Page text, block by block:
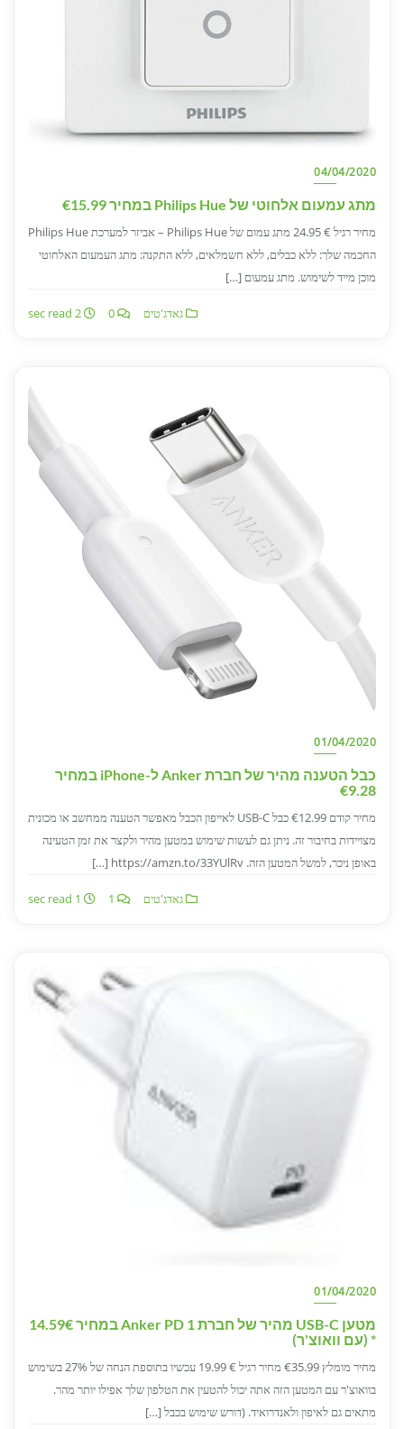
04/04/2020
מתג עמעום אלחוטי של Philips Hue במחיר €15.99
מחיר רגיל € 24.95 מתג עמום של Philips Hue – אביזר למערכת Philips Hue
החכמה שלך: ללא כבלים, ללא חשמלאים, ללא התקנה: מתג העמעום האלחוטי
מוכן מייד לשימוש. מתג עמעום […]
גאדג'טים
01/04/2020
כבל הטענה מהיר של חברת Anker ל-iPhone במחיר
€9.28
מחיר קודם €12.99 כבל USB-C לאייפון הכבל מאפשר הטענה ממחשב או מכונית
מצויידות בחיבור זה. ניתן גם לעשות שימוש במטען מהיר ולקצר את זמן הטעינה
באופן ניכר, למשל המטען הזה. https://amzn.to/33YUlRv […]
גאדג'טים
01/04/2020
מטען USB-C מהיר של חברת Anker PD 1 במחיר 14.59€
* (עם וואוצ'ר)
מחיר מומלץ €35.99 מחיר רגיל € 19.99 עכשיו בתוספת הנחה של 27% בשימוש
בוואוצ'ר עם המטען הזה אתה יכול להטעין את הטלפון שלך אפילו יותר מהר.
מתאים גם לאיפון ולאנדרואיד. (דורש שימוש בכבל […]